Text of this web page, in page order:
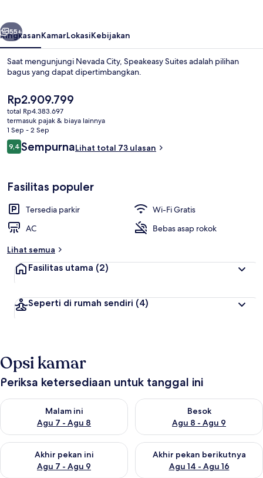
Berikutnya
55+
RingkasanKamarLokasiKebijakan
Saat mengunjungi Nevada City, Speakeasy Suites adalah pilihan
bagus yang dapat dipertimbangkan.
Harga
saat
ini
Rp2.909.799
Rp2.909.799
total Rp4.383.697
termasuk pajak & biaya lainnya
1 Sep - 2 Sep
Ulasan
9,49,4 dari 10
SempurnaLihat total 73 ulasan
Fasilitas populer
Tersedia parkir
Wi-Fi Gratis
AC
Bebas asap rokok
Lihat semua
Fasilitas utama (2)
Seperti di rumah sendiri (4)
Opsi kamar
Periksa ketersediaan untuk tanggal ini
Malam ini
Agu 7 - Agu 8
Periksa ketersediaan untuk malam ini Agu 7 - Agu 8
Besok
Agu 8 - Agu 9
Periksa ketersediaan untuk
Akhir pekan ini
Agu 7 - Agu 9
Periksa ketersediaan untuk akhir pekan ini Agu 7 - Agu 9
Akhir pekan berikutnya
Agu 14 - Agu 16
Periksa ketersediaan untuk